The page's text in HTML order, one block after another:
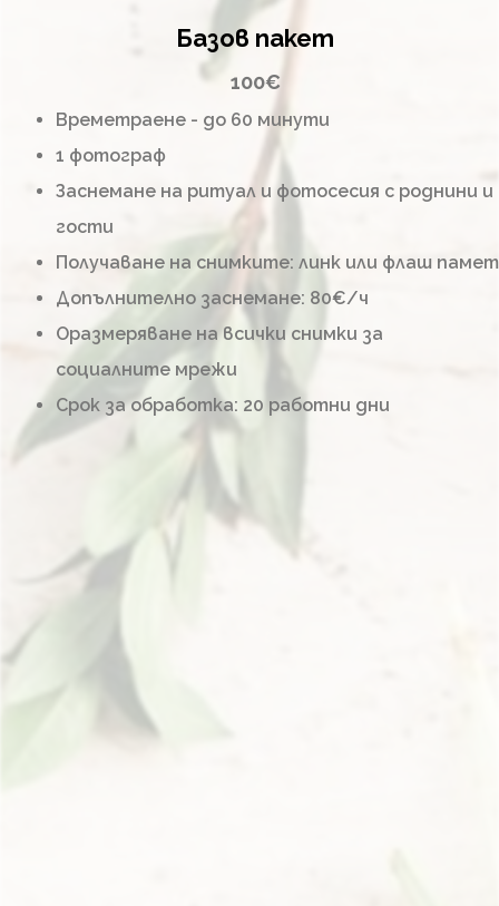
Базов пакет
100€
Времетраене - до 60 минути
1 фотограф
Заснемане на ритуал и фотосесия с роднини и
гости
Получаване на снимките: линк или флаш памет
Допълнително заснемане: 80€/ч
Оразмеряване на всички снимки за
социалните мрежи
Срок за обработка: 20 работни дни